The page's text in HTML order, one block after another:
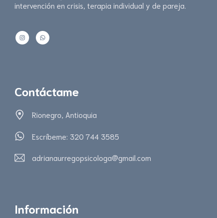
intervención en crisis, terapia individual y de pareja.
Contáctame
Rionegro, Antioquia
Escríbeme: 320 744 3585
adrianaurregopsicologa@gmail.com
Información